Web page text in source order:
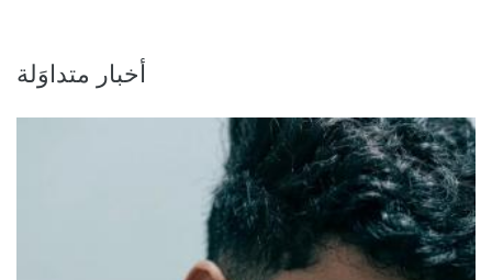
أخبار متداوَلة